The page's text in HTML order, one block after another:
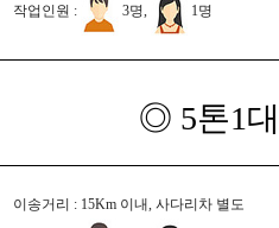
작업인원 : 3명, 1명
◎ 5톤1
이송거리 : 15Km 이내, 사다리차 별도